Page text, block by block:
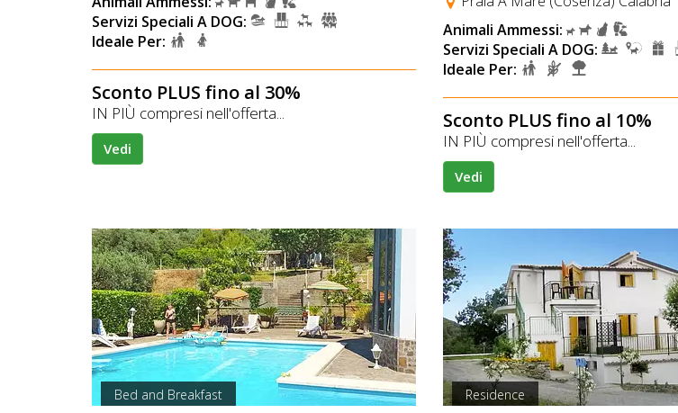
Servizi Speciali A DOG:
Ideale Per:
Sconto PLUS fino al 30%
IN PIÙ compresi nell'offerta...
Vedi
Animali Ammessi:
Servizi Speciali A DOG:
Ideale Per:
Sconto PLUS fino al 10%
IN PIÙ compresi nell'offerta...
Vedi
Bed and Breakfast Residence